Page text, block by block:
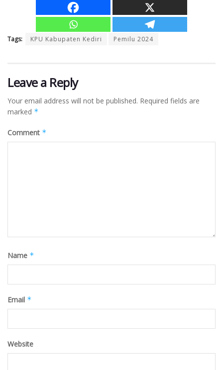
Tags: KPU Kabupaten Kediri Pemilu 2024
Leave a Reply
Your email address will not be published. Required fields are
marked *
Comment *
Name *
Email *
Website